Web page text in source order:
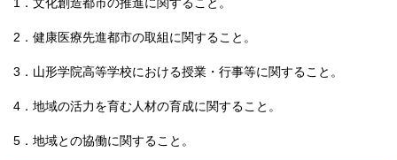
1．文化創造都市の推進に関すること。
2．健康医療先進都市の取組に関すること。
3．山形学院高等学校における授業・行事等に関すること。
4．地域の活力を育む人材の育成に関すること。
5．地域との協働に関すること。